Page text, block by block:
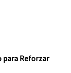
para Reforzar